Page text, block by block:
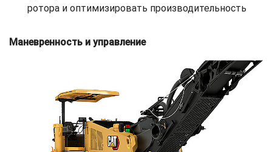
ротора и оптимизировать производительность
Маневренность и управление